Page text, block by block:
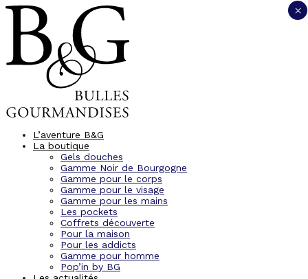
L’aventure B&G
La boutique
Gels douches
Gamme Noir de Bourgogne
Gamme pour le corps
Gamme pour le visage
Gamme pour les mains
Les pockets
Coffrets découverte
Pour la maison
Pour les addicts
Gamme pour homme
Pop’in by BG
×
Panneau de gestion des cookies